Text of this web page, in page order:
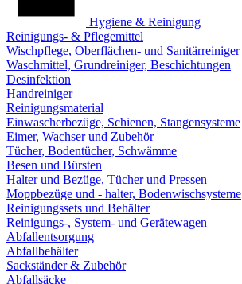
Hygiene & Reinigung
Reinigungs- & Pflegemittel
Wischpflege, Oberflächen- und Sanitärreiniger
Waschmittel, Grundreiniger, Beschichtungen
Desinfektion
Handreiniger
Reinigungsmaterial
Einwascherbezüge, Schienen, Stangensysteme
Eimer, Wachser und Zubehör
Tücher, Bodentücher, Schwämme
Besen und Bürsten
Halter und Bezüge, Tücher und Pressen
Moppbezüge und - halter, Bodenwischsysteme
Reinigungssets und Behälter
Reinigungs-, System- und Gerätewagen
Abfallentsorgung
Abfallbehälter
Sackständer & Zubehör
Abfallsäcke